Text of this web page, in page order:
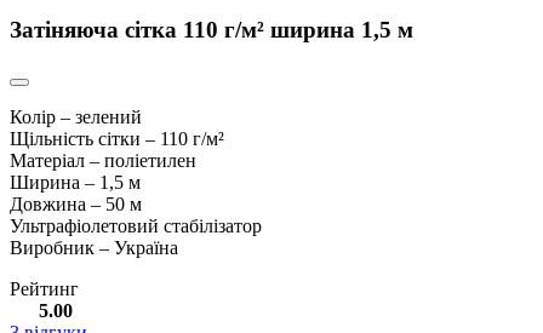
Затіняюча сітка 110 г/м² ширина 1,5 м
Колір – зелений
Щільність сітки – 110 г/м²
Матеріал – поліетилен
Ширина – 1,5 м
Довжина – 50 м
Ультрафіолетовий стабілізатор
Виробник – Україна
Рейтинг
5.00